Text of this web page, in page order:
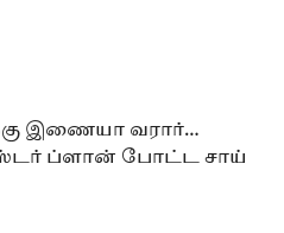
இணையா வரார்…
ப்ளான் போட்ட சாய்